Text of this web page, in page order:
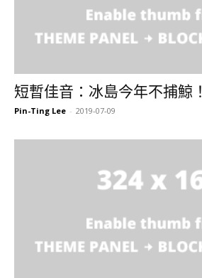
短暫佳音：冰島今年不捕鯨！
Pin-Ting Lee - 2019-07-09